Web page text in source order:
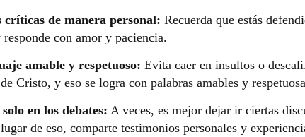
críticas de manera personal: Recuerda que estás
con amor y paciencia.
amable y respetuoso: Evita caer en insultos o
Cristo, y eso se logra con palabras amables y
en los debates: A veces, es mejor dejar ir ciertas
de eso, comparte testimonios personales y